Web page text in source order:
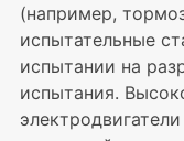
(например,
испытательные
испытании на
испытания.